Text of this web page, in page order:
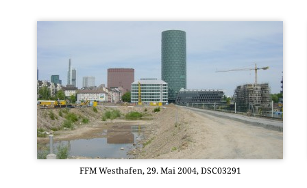
FFM West­ha­fen, 29. Mai 2004, DSC03291